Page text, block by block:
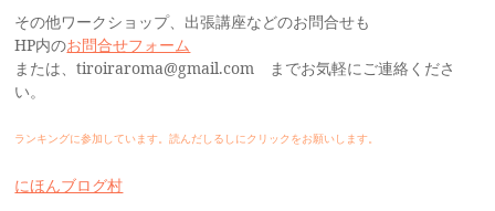
その他ワークショップ、出張講座などのお問合せも
HP内のお問合せフォーム
または、tiroiraroma@gmail.com までお気軽にご連絡くださ
い。
ランキングに参加しています。読んだしるしにクリックをお願いします。
にほんブログ村